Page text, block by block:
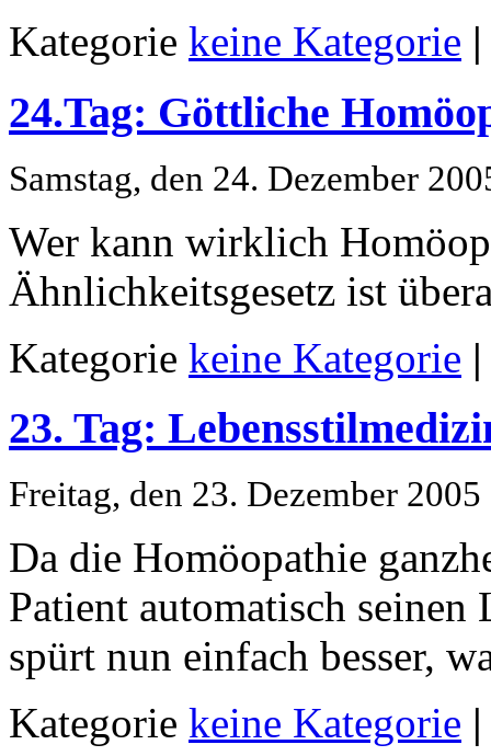
Kategorie keine Kategorie |
24.Tag: Göttliche
Samstag, den 24. Dezember
Wer kann wirklich
Ähnlichkeitsgesetz ist
Kategorie keine Kategorie |
23. Tag:
Freitag, den 23. Dezember 2005
Da die Homöopathie
Patient automatisch
spürt nun einfach besser,
Kategorie keine Kategorie |